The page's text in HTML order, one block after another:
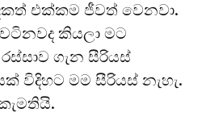
එක්කම ජීවත් වෙනවා.
කියලා මට
ගැන සීරියස්
විදිහට මම සීරියස් නැහැ.